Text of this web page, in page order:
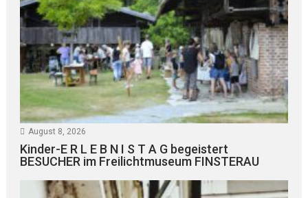
August 8, 2026
Kinder-E R L E B N I S T A G begeistert
BESUCHER im Freilichtmuseum FINSTERAU